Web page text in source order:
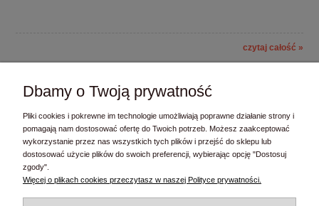
czytaj całość »
Cennik
HTML
Kontakt
Dbamy o Twoją prywatność
Pliki cookies i pokrewne im technologie umożliwiają poprawne działanie strony i
pomagają nam dostosować ofertę do Twoich potrzeb. Możesz zaakceptować
wykorzystanie przez nas wszystkich tych plików i przejść do sklepu lub
dostosować użycie plików do swoich preferencji, wybierając opcję "Dostosuj
zgody".
Więcej o plikach cookies przeczytasz w naszej Polityce prywatności.